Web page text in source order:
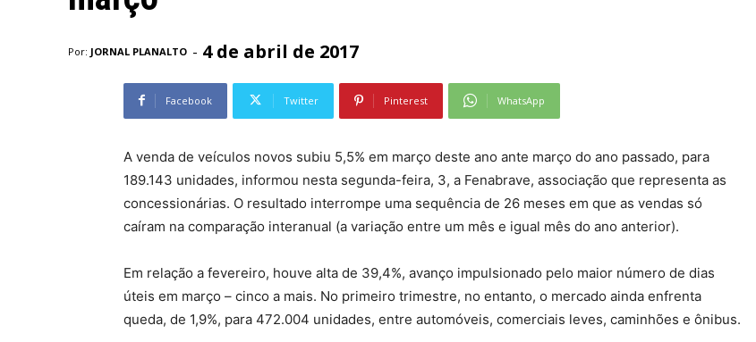
Por: JORNAL PLANALTO - 4 de abril de 2017
Facebook Twitter Pinterest WhatsApp
A venda de veículos novos subiu 5,5% em março deste ano ante março do ano passado, para
189.143 unidades, informou nesta segunda-feira, 3, a Fenabrave, associação que representa as
concessionárias. O resultado interrompe uma sequência de 26 meses em que as vendas só
caíram na comparação interanual (a variação entre um mês e igual mês do ano anterior).
Em relação a fevereiro, houve alta de 39,4%, avanço impulsionado pelo maior número de dias
úteis em março – cinco a mais. No primeiro trimestre, no entanto, o mercado ainda enfrenta
queda, de 1,9%, para 472.004 unidades, entre automóveis, comerciais leves, caminhões e ônibus.